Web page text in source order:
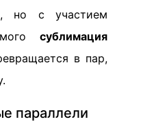
но с участием
сублимация
в пар,
параллели